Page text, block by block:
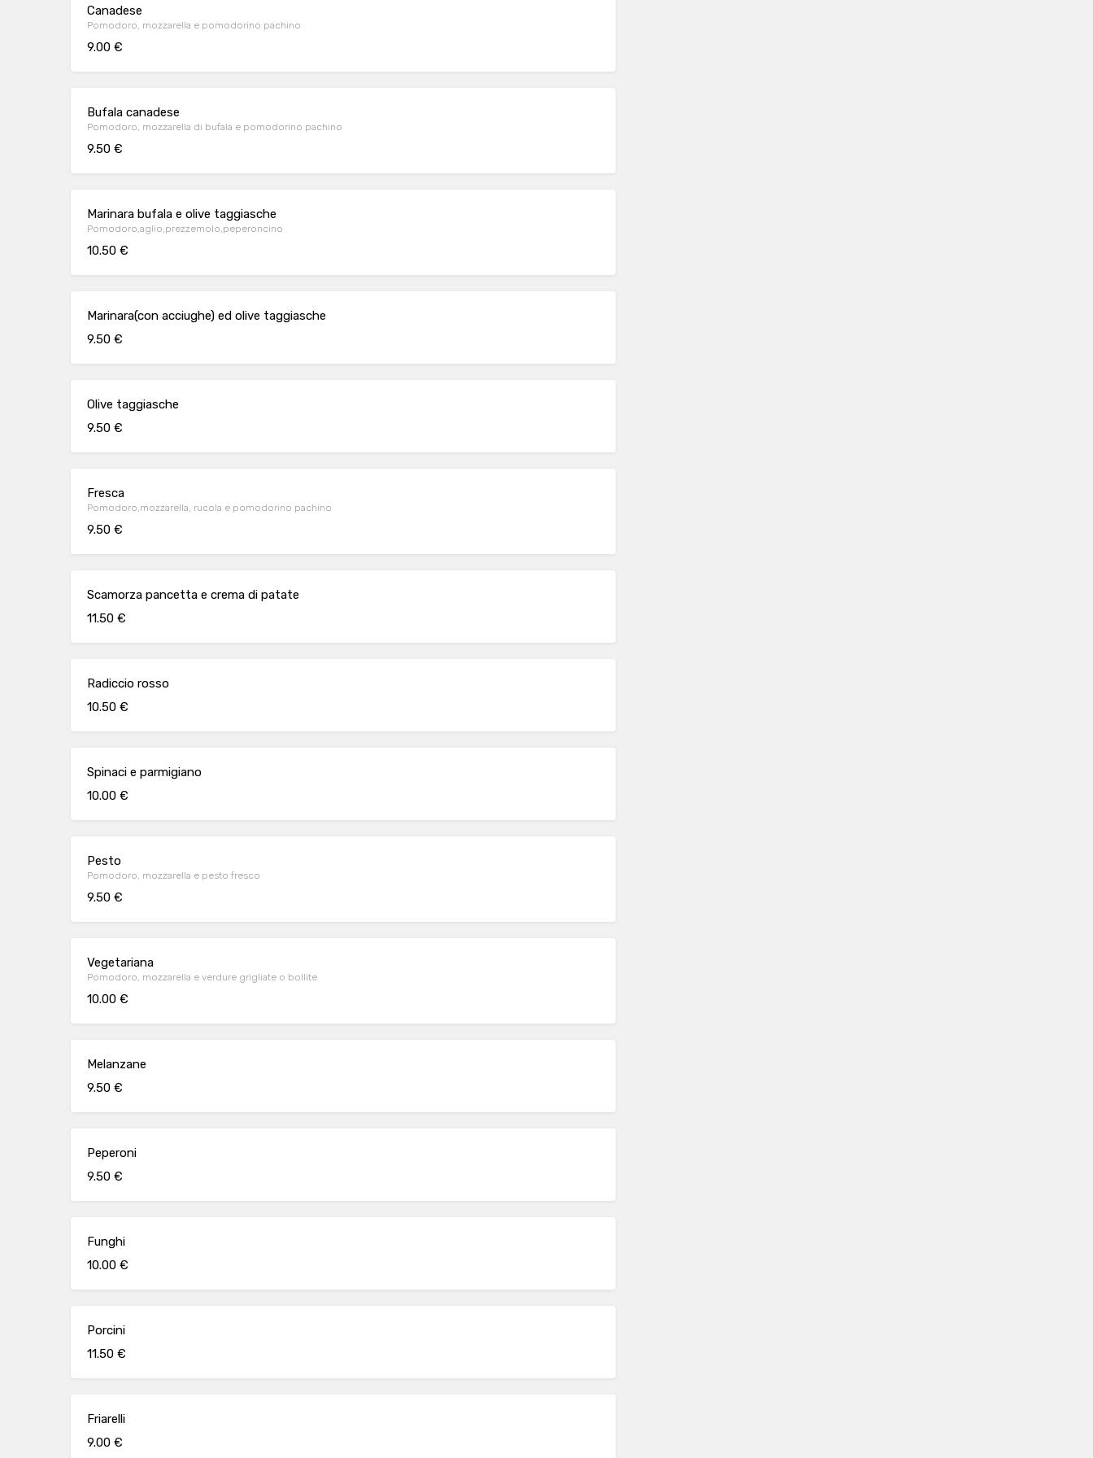
Canadese
Pomodoro, mozzarella e pomodorino pachino
9.00 €
Bufala canadese
Pomodoro, mozzarella di bufala e pomodorino pachino
9.50 €
Marinara bufala e olive taggiasche
Pomodoro,aglio,prezzemolo,peperoncino
10.50 €
Marinara(con acciughe) ed olive taggiasche
9.50 €
Olive taggiasche
9.50 €
Fresca
Pomodoro,mozzarella, rucola e pomodorino pachino
9.50 €
Scamorza pancetta e crema di patate
11.50 €
Radiccio rosso
10.50 €
Spinaci e parmigiano
10.00 €
Pesto
Pomodoro, mozzarella e pesto fresco
9.50 €
Vegetariana
Pomodoro, mozzarella e verdure grigliate o bollite
10.00 €
Melanzane
9.50 €
Peperoni
9.50 €
Funghi
10.00 €
Porcini
11.50 €
Friarelli
9.00 €